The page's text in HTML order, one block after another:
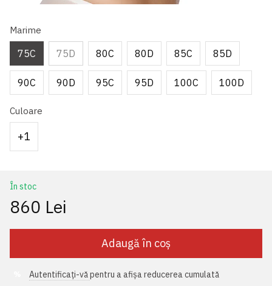
Marime
75C 75D 80C 80D 85C 85D
90C 90D 95С 95D 100C 100D
Culoare
+1
În stoc
860 Lei
Adaugă în coș
Autentificați-văpentru a afișa reducerea cumulată